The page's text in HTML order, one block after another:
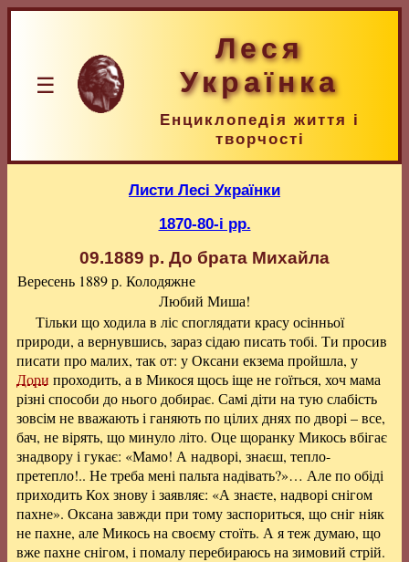
☰
Леся
Українка
Енциклопедія життя і
творчості
Листи Лесі Українки
1870-80-і рр.
09.1889 р. До брата Михайла
Вересень 1889 р. Колодяжне
Любий Миша!
Тільки що ходила в ліс споглядати красу осінньої
природи, а вернувшись, зараз сідаю писать тобі. Ти просив
писати про малих, так от: у Оксани екзема пройшла, у
Дори проходить, а в Микося щось іще не гоїться, хоч мама
різні способи до нього добирає. Самі діти на тую слабість
зовсім не вважають і ганяють по цілих днях по дворі – все,
бач, не вірять, що минуло літо. Оце щоранку Микось вбігає
знадвору і гукає: «Мамо! А надворі, знаєш, тепло-
претепло!.. Не треба мені пальта надівать?»… Але по обіді
приходить Кох знову і заявляє: «А знаєте, надворі снігом
пахне». Оксана завжди при тому заспориться, що сніг ніяк
не пахне, але Микось на своєму стоїть. А я теж думаю, що
вже пахне снігом, і помалу перебираюсь на зимовий стрій.